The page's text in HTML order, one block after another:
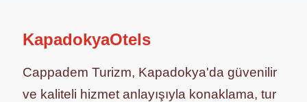
KapadokyaOtels
Cappadem Turizm, Kapadokya'da güvenilir
ve kaliteli hizmet anlayışıyla konaklama, tur